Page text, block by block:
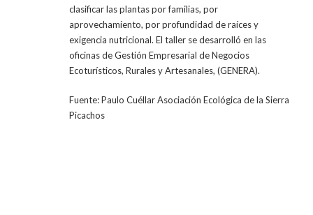
clasificar las plantas por familias, por
aprovechamiento, por profundidad de raíces y
exigencia nutricional. El taller se desarrolló en las
oficinas de Gestión Empresarial de Negocios
Ecoturísticos, Rurales y Artesanales, (GENERA).
Fuente: Paulo Cuéllar Asociación Ecológica de la Sierra
Picachos